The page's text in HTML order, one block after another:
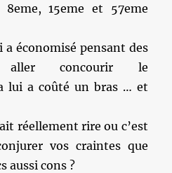
15eme et 57eme
a économisé pensant des
aller concourir le
lui a coûté un bras … et
réellement rire ou c’est
vos craintes que
aussi cons ?